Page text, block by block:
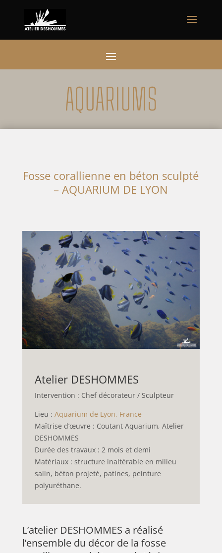
AQUARIUMS
Fosse corallienne en béton sculpté
– AQUARIUM DE LYON
Atelier DESHOMMES
Intervention : Chef décorateur / Sculpteur
Lieu : Aquarium de Lyon, France
Maîtrise d’œuvre : Coutant Aquarium, Atelier
DESHOMMES
Durée des travaux : 2 mois et demi
Matériaux : structure inaltérable en milieu
salin, béton projeté, patines, peinture
polyuréthane.
L’atelier DESHOMMES a réalisé
l’ensemble du décor de la fosse